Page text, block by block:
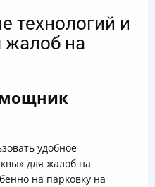
технологий и
жалоб на
удобное
для жалоб на
на парковку на